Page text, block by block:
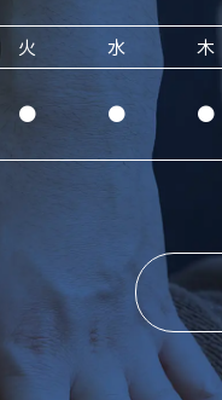
火 水 木
● ● ●